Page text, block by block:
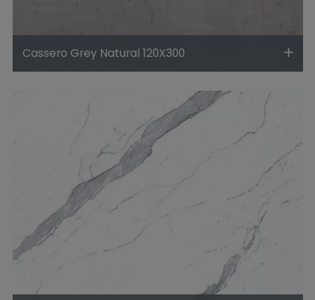
Cassero Grey Natural 120X300